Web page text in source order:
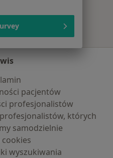
pacjentów
profesjonalistów
których
samodzielnie
wyszukiwania